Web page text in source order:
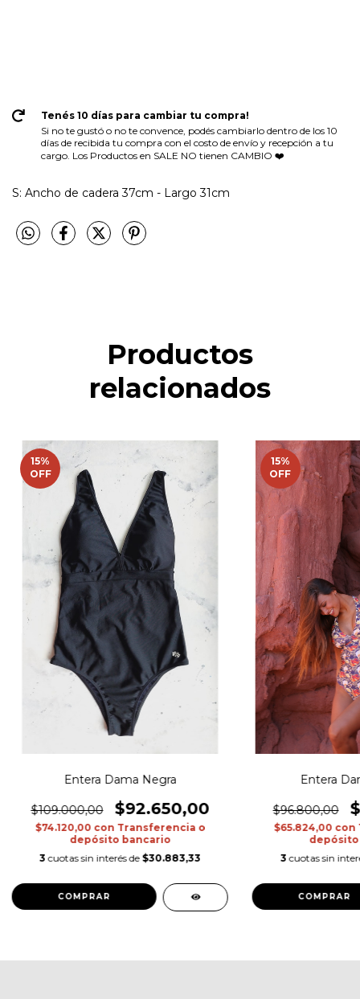
Tenés 10 días para cambiar tu compra!
Si no te gustó o no te convence, podés cambiarlo dentro de los 10
días de recibida tu compra con el costo de envío y recepción a tu
cargo. Los Productos en SALE NO tienen CAMBIO ❤️
S: Ancho de cadera 37cm - Largo 31cm
Productos
relacionados
15%
OFF
Entera Dama Negra
$109.000,00 $92.650,00
$74.120,00 con Transferencia o
depósito bancario
3 cuotas sin interés de $30.883,33
COMPRAR
15%
OFF
Entera
$96.800,00
$65.824,00 con
3 cuotas sin
COMPRAR